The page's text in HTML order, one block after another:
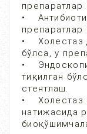
•
препаратлар
• Холестаз
бўлса, у
•
тиқилган
стентлаш.
• Холестаз
натижасида